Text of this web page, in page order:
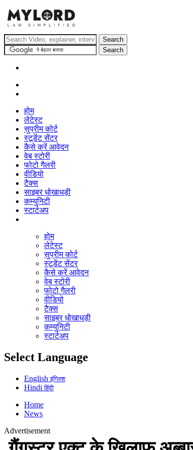
होम
लेटेस्ट
सुप्रीम कोर्ट
स्टूडेंट सेंटर
कैसे करें आवेदन
वेब स्टोरी
फोटो गैलरी
वीडियो
टैक्स
साइबर धोखाधड़ी
कम्युनिटी
स्टार्टअप
होम
लेटेस्ट
सुप्रीम कोर्ट
स्टूडेंट सेंटर
कैसे करें आवेदन
वेब स्टोरी
फोटो गैलरी
वीडियो
टैक्स
साइबर धोखाधड़ी
कम्युनिटी
स्टार्टअप
Select Language
Englishइंग्लिश
Hindiहिंदी
Home
News
Advertisement